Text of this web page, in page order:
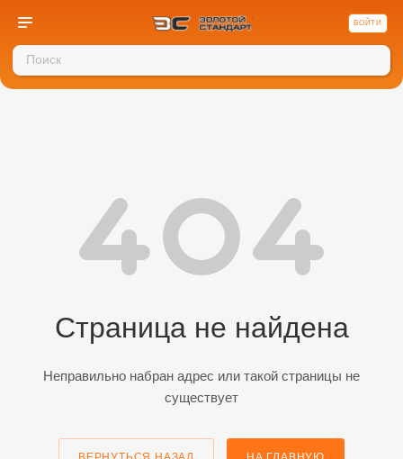
ВОЙТИ
Страница не найдена
Неправильно набран адрес или такой страницы не
существует